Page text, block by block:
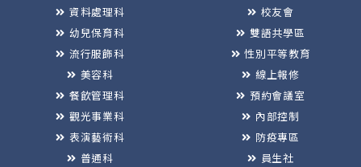
資料處理科
幼兒保育科
流行服飾科
美容科
餐飲管理科
觀光事業科
表演藝術科
普通科
校友會
雙語共學區
性別平等教育
線上報修
預約會議室
內部控制
防疫專區
員生社